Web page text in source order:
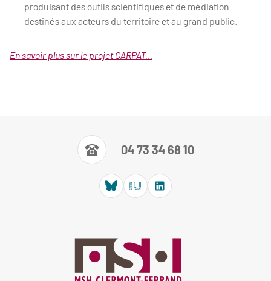
produisant des outils scientifiques et de médiation
destinés aux acteurs du territoire et au grand public.
En savoir plus sur le projet CARPAT...
04 73 34 68 10